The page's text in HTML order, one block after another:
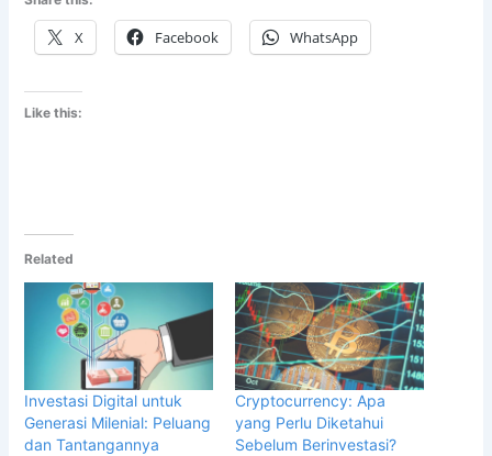
X Facebook WhatsApp
Like this:
Related
Investasi Digital untuk
Generasi Milenial: Peluang
dan Tantangannya
Cryptocurrency: Apa
yang Perlu Diketahui
Sebelum Berinvestasi?